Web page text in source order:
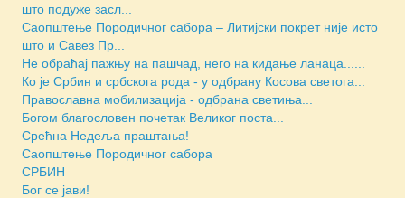
што подуже засл...
Саопштење Породичног сабора – Литијски покрет није исто
што и Савез Пр...
Не обраћај пажњу на пашчад, него на кидање ланаца......
Ко је Србин и србскога рода - у одбрану Косова светога...
Православна мобилизација - одбрана светиња...
Богом благословен почетак Великог поста...
Срећна Недеља праштања!
Саопштење Породичног сабора
СРБИН
Бог се јави!